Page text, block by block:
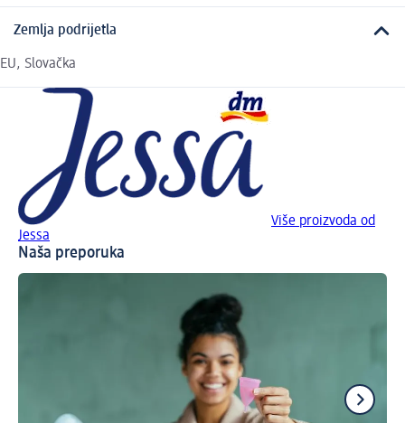
Zemlja podrijetla
EU, Slovačka
Više proizvoda od
Jessa
Naša preporuka